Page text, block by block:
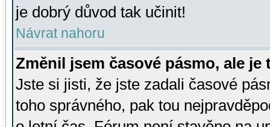
je dobrý důvod tak učinit!
Návrat nahoru
Změnil jsem časové pásmo, ale je
Jste si jisti, že jste zadali časové
toho správného, pak tou